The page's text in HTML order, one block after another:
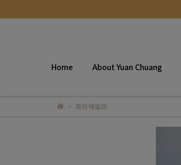
Home About Yuan Chuang
南投埔里店